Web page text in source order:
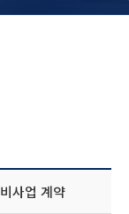
사업 계약